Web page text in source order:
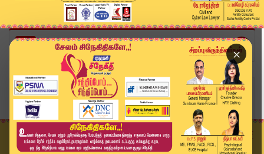
×
Home
வீடியோ ஸ்டோரி
செயல் தலைவர் பதவி கேட்கும்உதயநிதி..? கொடுக்க மற...